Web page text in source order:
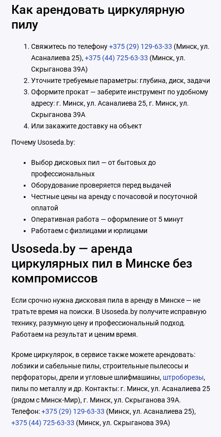
Как арендовать циркулярную
пилу
Свяжитесь по телефону+375 (29) 129-63-33 (Минск, ул.
Асаналиева 25), +375 (44) 725-63-33 (Минск, ул.
Скрыганова 39А)
Уточните требуемые параметры: глубина, диск, задачи
Оформите прокат — заберите инструмент по удобному
адресу: г. Минск, ул. Асаналиева 25, г. Минск, ул.
Скрыганова 39А
Или закажите доставку на объект
Почему Usoseda.by:
Выбор дисковых пил — от бытовых до
профессиональных
Оборудование проверяется перед выдачей
Честные цены на аренду с почасовой и посуточной
оплатой
Оперативная работа — оформление от 5 минут
Работаем с физлицами и юрлицами
Usoseda.by — аренда
циркулярных пил в Минске без
компромиссов
Если срочно нужна дисковая пила в аренду в Минске — не
тратьте время на поиски. В Usoseda.by получите исправную
технику, разумную цену и профессиональный подход.
Работаем на результат и ценим время.
Кроме циркулярок, в сервисе также можете арендовать:
лобзики и сабельные пилы, строительные пылесосы и
перфораторы, дрели и угловые шлифмашины, штроборезы,
пилы по металлу и др. Контакты: г. Минск, ул. Асаналиева 25
(рядом с Минск-Мир), г. Минск, ул. Скрыганова 39А.
Телефон:+375 (29) 129-63-33 (Минск, ул. Асаналиева 25),
+375 (44) 725-63-33 (Минск, ул. Скрыганова 39А)